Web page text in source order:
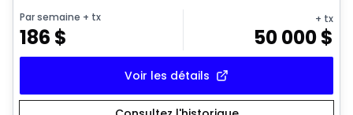
Par semaine + tx
186 $
+ tx
50 000$
Voir les détails